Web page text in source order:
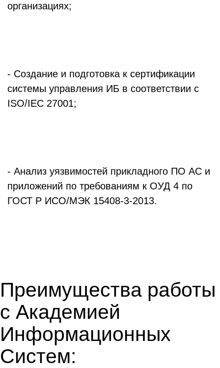
организациях;
- Создание и подготовка к сертификации
системы управления ИБ в соответствии с
ISO/IEC 27001;
- Анализ уязвимостей прикладного ПО АС и
приложений по требованиям к ОУД 4 по
ГОСТ Р ИСО/МЭК 15408-3-2013.
Преимущества работы
с Академией
Информационных
Систем: